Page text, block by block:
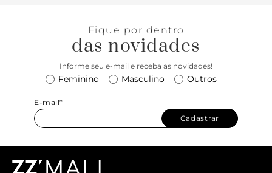
peças, do clássico jeans à alfaiataria, permitindo uma
infinidade de produções no mood despojado e comfy. Dica
Fique por dentro
das novidades
Informe seu e-mail e receba as novidades!
Feminino Masculino Outros
E-mail*
Cadastrar